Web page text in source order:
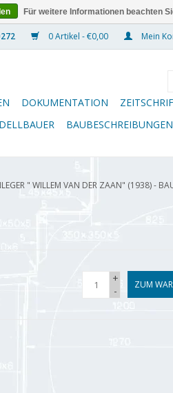
0 Artikel - €0,00 Mein
DOKUMENTATION
BAUBESCHREIBUNGEN
" WILLEM VAN DER ZAAN" (1938) -
+
-
ZUM
Für weitere Informationen beachten